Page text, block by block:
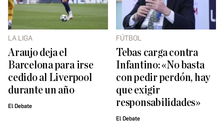
LA LIGA
Araujo deja el
Barcelona para irse
cedido al Liverpool
durante un año
El Debate
FÚTBOL
Tebas carga contra
Infantino: «No basta
con pedir perdón, hay
que exigir
responsabilidades»
El Debate